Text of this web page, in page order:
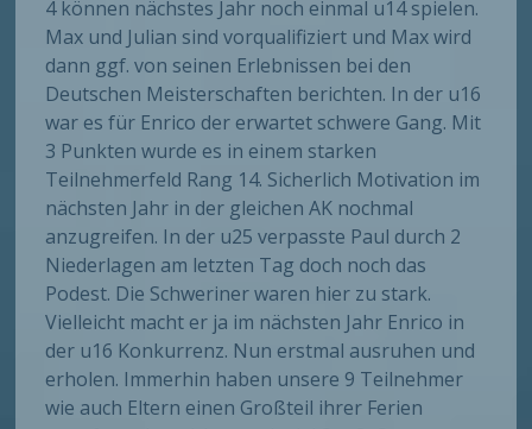
4 können nächstes Jahr noch einmal u14 spielen.
Max und Julian sind vorqualifiziert und Max wird
dann ggf. von seinen Erlebnissen bei den
Deutschen Meisterschaften berichten. In der u16
war es für Enrico der erwartet schwere Gang. Mit
3 Punkten wurde es in einem starken
Teilnehmerfeld Rang 14. Sicherlich Motivation im
nächsten Jahr in der gleichen AK nochmal
anzugreifen. In der u25 verpasste Paul durch 2
Niederlagen am letzten Tag doch noch das
Podest. Die Schweriner waren hier zu stark.
Vielleicht macht er ja im nächsten Jahr Enrico in
der u16 Konkurrenz. Nun erstmal ausruhen und
erholen. Immerhin haben unsere 9 Teilnehmer
wie auch Eltern einen Großteil ihrer Ferien